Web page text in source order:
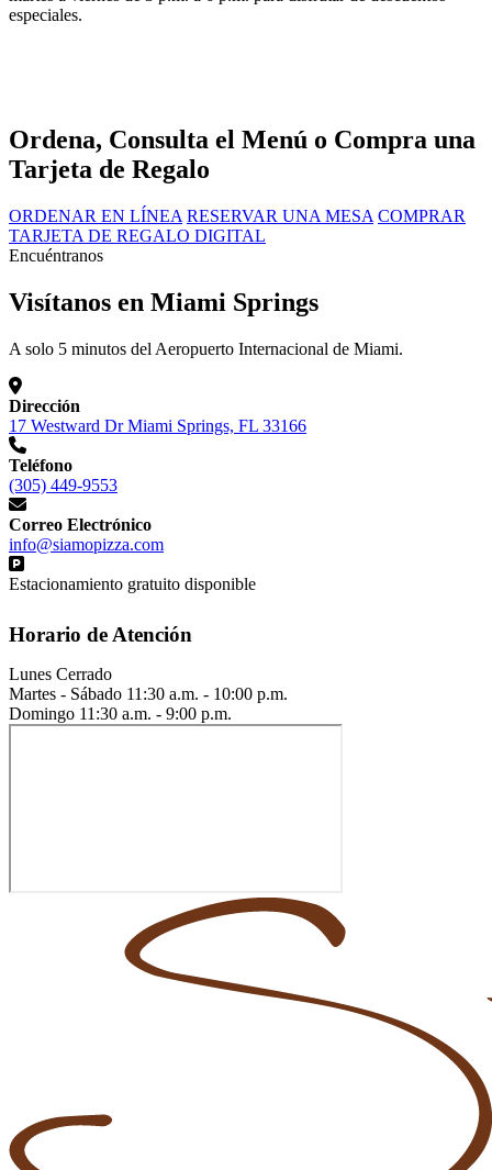
especiales.
Ordena, Consulta el Menú o Compra una
Tarjeta de Regalo
ORDENAR EN LÍNEA RESERVAR UNA MESA COMPRAR
TARJETA DE REGALO DIGITAL
Encuéntranos
Visítanos en Miami Springs
A solo 5 minutos del Aeropuerto Internacional de Miami.
Dirección
17 Westward Dr Miami Springs, FL 33166
Teléfono
(305) 449-9553
Correo Electrónico
info@siamopizza.com
Estacionamiento gratuito disponible
Horario de Atención
Lunes Cerrado
Martes - Sábado 11:30 a.m. - 10:00 p.m.
Domingo 11:30 a.m. - 9:00 p.m.